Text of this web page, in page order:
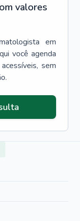
valores
em
você agenda
sem